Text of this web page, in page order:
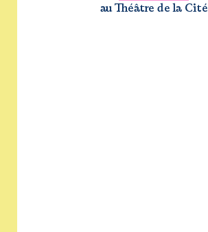
au Théâtre de la Cité